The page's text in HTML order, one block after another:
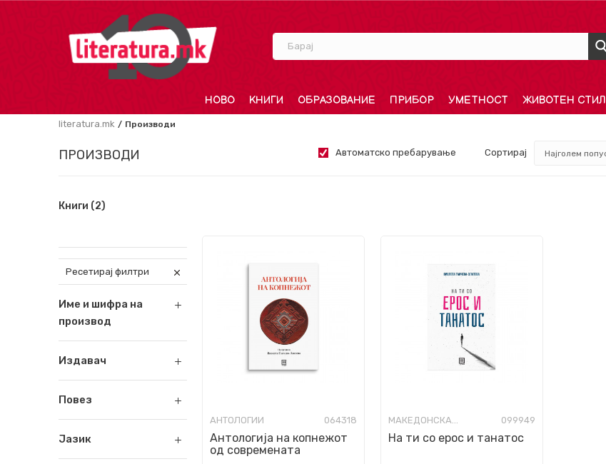
Барај
НОВО КНИГИ ОБРАЗОВАНИЕ ПРИБОР УМЕТНОСТ ЖИВОТЕН СТИЛ
literatura.mk Производи
ПРОИЗВОДИ Автоматско пребарување Сортирај
Книги (2)
Ресетирај филтри
Име и шифра на
производ
Издавач
Повез
Јазик
АНТОЛОГИИ 064318
Антологија на копнежот
од современата
МАКЕДОНСКА ПОЕЗИЈА 099949
На ти со ерос и танатос